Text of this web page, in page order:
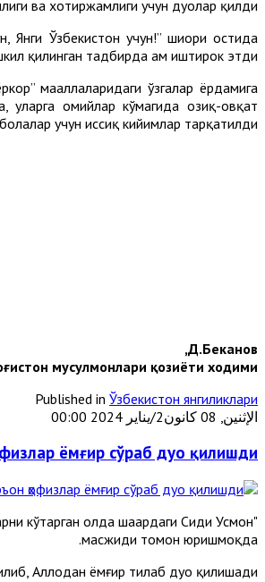
ва хотиржамлиги учун дуолар қилди.
Янги Ўзбекистон учун!” шиори остида
қилинган тадбирда ҳам иштирок этди.
маҳаллаларидаги ўзгалар ёрдамига
ҳомийлар кўмагида озиқ-овқат
учун иссиқ кийимлар тарқатилди.
Д.Беканов,
мусулмонлари қозиёти ходими
Published in Ўзбекистон янгиликлари
الإثنين, 08 كانون2/يناير 2024 00:00
ёмғир сўраб дуо қилишди
кўтарган ҳолда шаҳардаги Сиди Усмон
масжиди томон юришмоқда.
Аллоҳдан ёмғир тилаб дуо қилишади.